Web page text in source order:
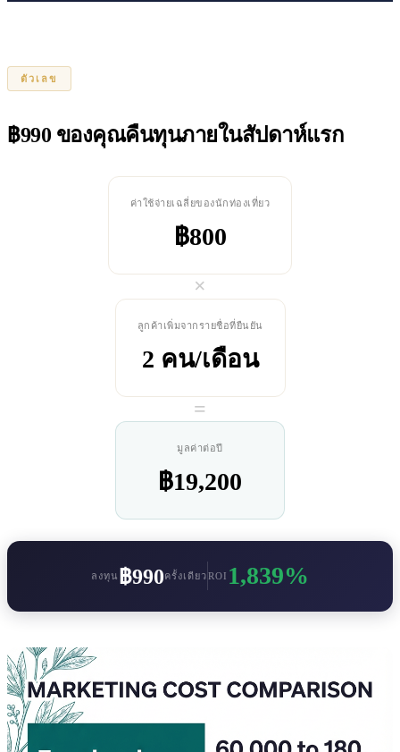
ตัวเลข
฿990 ของคุณคืนทุนภายในสัปดาห์แรก
ค่าใช้จ่ายเฉลี่ยของนักท่องเที่ยว
฿800
×
ลูกค้าเพิ่มจากรายชื่อที่ยืนยัน
2 คน/เดือน
=
มูลค่าต่อปี
฿19,200
ลงทุน ฿990ครั้งเดียวROI 1,839%